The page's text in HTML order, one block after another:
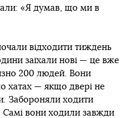
«Я думав, що ми в
відходити тиждень
заїхали нові — це вже
200 людей. Вони
хатах — якщо двері не
Забороняли ходити
Самі вони ходили завжди